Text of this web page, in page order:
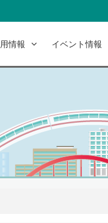
情報 イベント情報